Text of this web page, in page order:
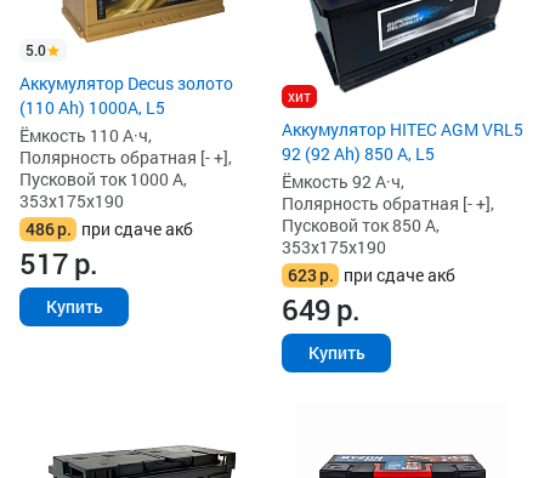
5.0
Аккумулятор Decus золото
(110 Ah) 1000A, L5
Ёмкость 110 А·ч,
Полярность обратная [- +],
Пусковой ток 1000 А,
353x175x190
486р. при сдаче акб
517р.
Купить
хит
Аккумулятор HITEC AGM VRL5
92 (92 Ah) 850 А, L5
Ёмкость 92 А·ч,
Полярность обратная [- +],
Пусковой ток 850 А,
353x175x190
623р. при сдаче акб
649р.
Купить